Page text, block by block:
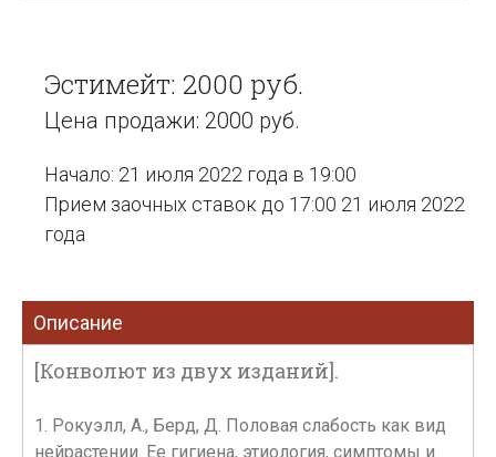
Эстимейт: 2000 руб.
Цена продажи: 2000 руб.
Начало: 21 июля 2022 года в 19:00
Прием заочных ставок до 17:00 21 июля 2022
года
Описание
[Конволют из двух изданий].
1. Рокуэлл, А., Берд, Д. Половая слабость как вид
нейрастении. Ее гигиена, этиология, симптомы и